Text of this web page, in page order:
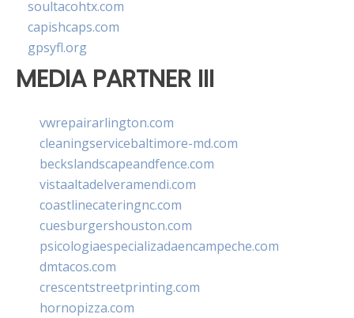
soultacohtx.com
capishcaps.com
gpsyfl.org
MEDIA PARTNER III
vwrepairarlington.com
cleaningservicebaltimore-md.com
beckslandscapeandfence.com
vistaaltadelveramendi.com
coastlinecateringnc.com
cuesburgershouston.com
psicologiaespecializadaencampeche.com
dmtacos.com
crescentstreetprinting.com
hornopizza.com